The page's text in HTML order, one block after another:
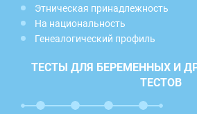
Этническая принадлежность
На национальность
Генеалогический профиль
ТЕСТЫ ДЛЯ БЕРЕМЕННЫХ И
ТЕСТОВ